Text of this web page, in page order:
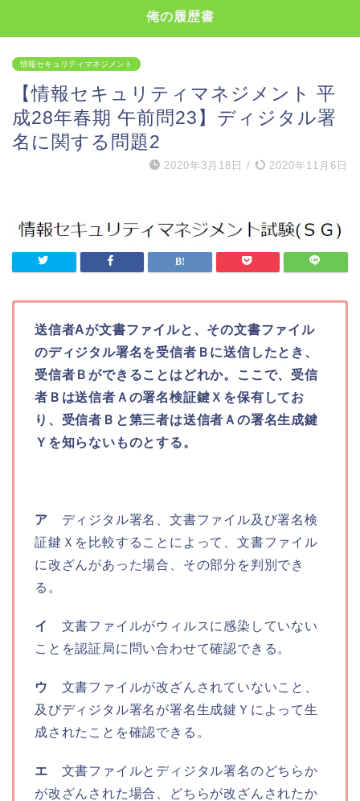
俺の履歴書
情報セキュリティマネジメント
【情報セキュリティマネジメント 平
成28年春期 午前問23】ディジタル署
名に関する問題2
2020年3月18日 / 2020年11月6日
送信者Aが文書ファイルと、その文書ファイル
のディジタル署名を受信者Ｂに送信したとき、
受信者Ｂができることはどれか。ここで、受信
者Ｂは送信者Ａの署名検証鍵Ｘを保有してお
り、受信者Ｂと第三者は送信者Ａの署名生成鍵
Ｙを知らないものとする。
ア ディジタル署名、文書ファイル及び署名検
証鍵Ｘを比較することによって、文書ファイル
に改ざんがあった場合、その部分を判別でき
る。
イ
文書ファイルがウィルスに感染していない
ことを認証局に問い合わせて確認できる。
ウ
文書ファイルが改ざんされていないこと、
及びディジタル署名が署名生成鍵Ｙによって生
成されたことを確認できる。
エ 文書ファイルとディジタル署名のどちらか
が改ざんされた場合、どちらが改ざんされたか